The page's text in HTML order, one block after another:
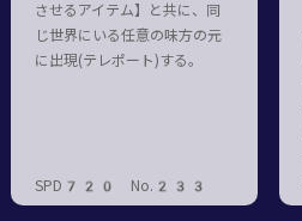
させるアイテム】と共に、同
じ世界にいる任意の味方の元
に出現(テレポート)する。
SPD720 No.233